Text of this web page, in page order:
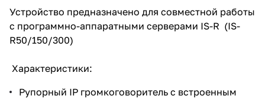
Устройство предназначено для совместной работы
с программно-аппаратными серверами IS-R (IS-
R50/150/300)
Характеристики:
Рупорный IP громкоговоритель с встроенным